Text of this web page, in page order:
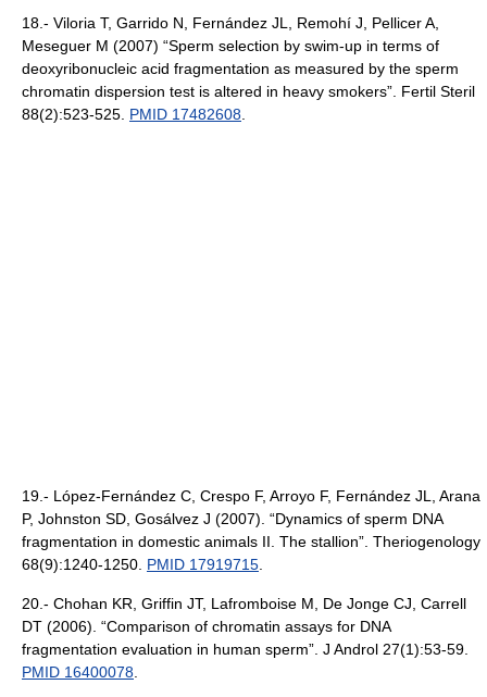
18.- Viloria T, Garrido N, Fernández JL, Remohí J, Pellicer A,
Meseguer M (2007) “Sperm selection by swim-up in terms of
deoxyribonucleic acid fragmentation as measured by the sperm
chromatin dispersion test is altered in heavy smokers”. Fertil Steril
88(2):523-525. PMID 17482608.
19.- López-Fernández C, Crespo F, Arroyo F, Fernández JL, Arana
P, Johnston SD, Gosálvez J (2007). “Dynamics of sperm DNA
fragmentation in domestic animals II. The stallion”. Theriogenology
68(9):1240-1250. PMID 17919715.
20.- Chohan KR, Griffin JT, Lafromboise M, De Jonge CJ, Carrell
DT (2006). “Comparison of chromatin assays for DNA
fragmentation evaluation in human sperm”. J Androl 27(1):53-59.
PMID 16400078.